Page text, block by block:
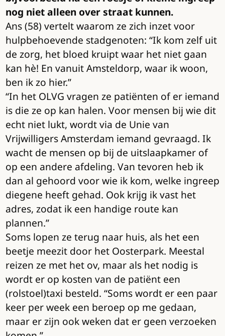
nog niet alleen over straat kunnen.
Ans (58) vertelt waarom ze zich inzet voor
hulpbehoevende stadgenoten: “Ik kom zelf uit
de zorg, het bloed kruipt waar het niet gaan
kan hè! En vanuit Amsteldorp, waar ik woon,
ben ik zo hier.”
“In het OLVG vragen ze patiënten of er iemand
is die ze op kan halen. Voor mensen bij wie dit
echt niet lukt, wordt via de Unie van
Vrijwilligers Amsterdam iemand gevraagd. Ik
wacht de mensen op bij de uitslaapkamer of
op een andere afdeling. Van tevoren heb ik
dan al gehoord voor wie ik kom, welke ingreep
diegene heeft gehad. Ook krijg ik vast het
adres, zodat ik een handige route kan
plannen.”
Soms lopen ze terug naar huis, als het een
beetje meezit door het Oosterpark. Meestal
reizen ze met het ov, maar als het nodig is
wordt er op kosten van de patiënt een
(rolstoel)taxi besteld. “Soms wordt er een paar
keer per week een beroep op me gedaan,
maar er zijn ook weken dat er geen verzoeken